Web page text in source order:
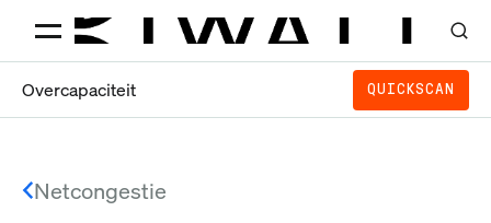
Overcapaciteit QUICKSCAN
Netcongestie